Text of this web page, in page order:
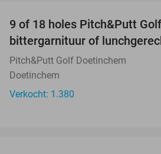
9 of 18 holes Pitch&Putt
bittergarnituur of
Pitch&Putt Golf Doetinchem
Doetinchem
Verkocht: 1.380